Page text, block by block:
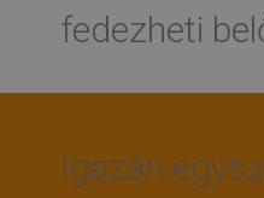
fedezheti
Igazán